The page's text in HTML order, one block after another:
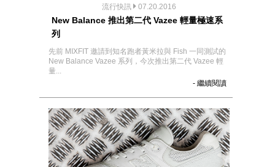
流行快訊 07.20.2016
New Balance 推出第二代 Vazee 輕量極速系
列
先前 MIXFIT 邀請到知名跑者黃米拉與 Fish 一同測試的
New Balance Vazee 系列，今次推出第二代 Vazee 輕
量...
- 繼續閱讀